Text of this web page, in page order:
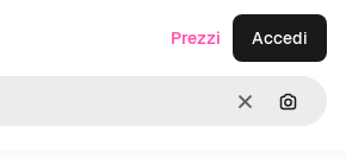
CancellaCerca
Prezzi Accedi